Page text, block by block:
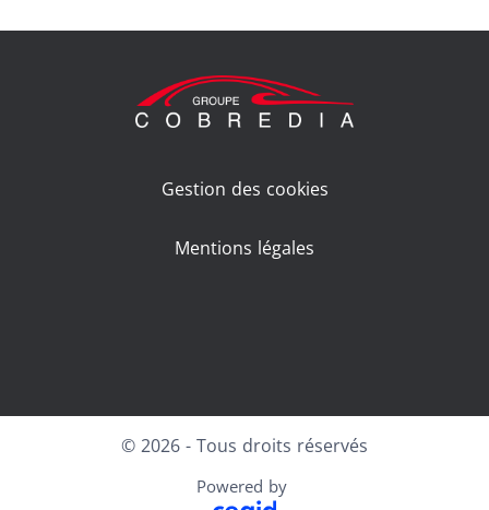
Gestion des cookies
Mentions légales
© 2026 - Tous droits réservés
Powered by